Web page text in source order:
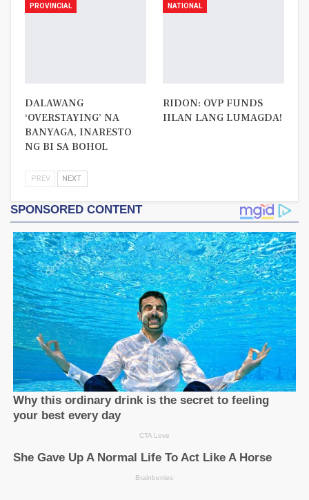
PROVINCIAL
DALAWANG
‘OVERSTAYING’ NA
BANYAGA, INARESTO
NG BI SA BOHOL
NATIONAL
RIDON: OVP FUNDS
IILAN LANG LUMAGDA!
PREV NEXT